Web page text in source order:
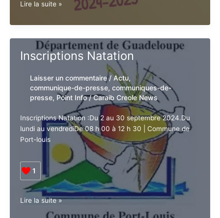
Ensemble
pour
une
Rentrée
Réussie
Message
de
la
Guadeloupe
Lire la suite »
Inscriptions Natation
Laisser un commentaire /Actu,
communique-de-presse,communiques-
de-presse,Point Info/
Caraib Creole
Inscriptions Natation :Du 2 au 30 septembre 2024.Du
lundi au vendrediDe 08 h 00 à 12 h 30 | Commune de
Port-louis
E-mail*